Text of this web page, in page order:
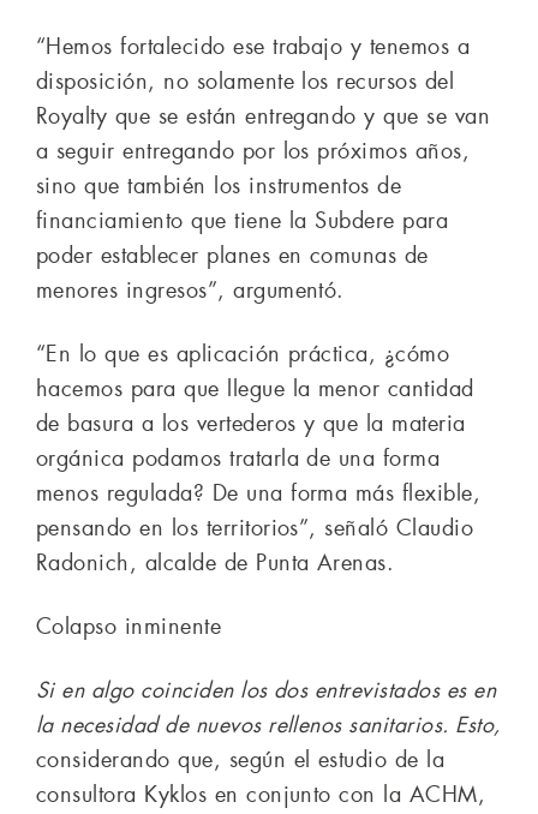
“Hemos fortalecido ese trabajo y tenemos a
disposición, no solamente los recursos del
Royalty que se están entregando y que se van
a seguir entregando por los próximos años,
sino que también los instrumentos de
financiamiento que tiene la Subdere para
poder establecer planes en comunas de
menores ingresos”, argumentó.
“En lo que es aplicación práctica, ¿cómo
hacemos para que llegue la menor cantidad
de basura a los vertederos y que la materia
orgánica podamos tratarla de una forma
menos regulada? De una forma más flexible,
pensando en los territorios”, señaló Claudio
Radonich, alcalde de Punta Arenas.
Colapso inminente
Si en algo coinciden los dos entrevistados es en
la necesidad de nuevos rellenos sanitarios. Esto,
considerando que, según el estudio de la
consultora Kyklos en conjunto con la ACHM,